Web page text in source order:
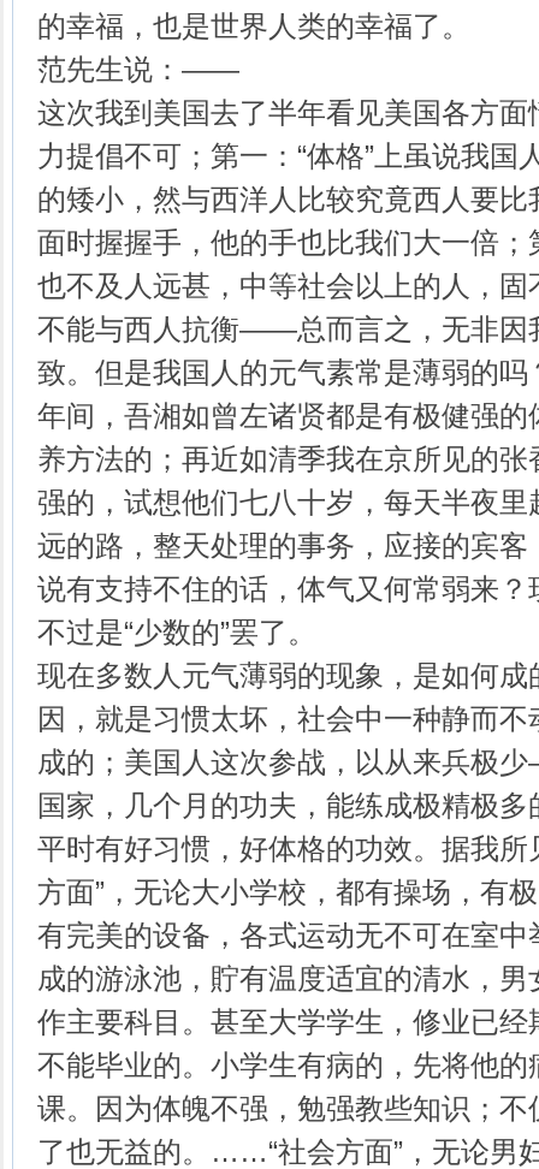
的幸福，也是世界人类的幸福了。
范先生说：——
这次我到美国去了半年看见美国各方
力提倡不可；第一：“体格”上虽说我国
的矮小，然与西洋人比较究竟西人要
面时握握手，他的手也比我们大一倍；
也不及人远甚，中等社会以上的人，
不能与西人抗衡——总而言之，无非因
致。但是我国人的元气素常是薄弱的
年间，吾湘如曾左诸贤都是有极健强
养方法的；再近如清季我在京所见的
强的，试想他们七八十岁，每天半夜
远的路，整天处理的事务，应接的宾
说有支持不住的话，体气又何常弱来
不过是“少数的”罢了。
现在多数人元气薄弱的现象，是如何
因，就是习惯太坏，社会中一种静而
成的；美国人这次参战，以从来兵
国家，几个月的功夫，能练成极精极
平时有好习惯，好体格的功效。据我
方面”，无论大小学校，都有操场，有
有完美的设备，各式运动无不可在室
成的游泳池，貯有温度适宜的清水，
作主要科目。甚至大学学生，修业已
不能毕业的。小学生有病的，先将他
课。因为体魄不强，勉强教些知识；
了也无益的。……“社会方面”，无论男